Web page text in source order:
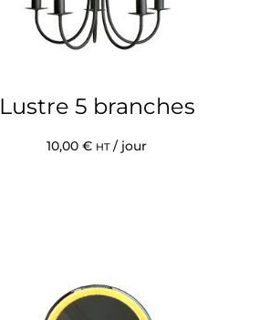
Lustre 5 branches
10,00 € HT/ jour